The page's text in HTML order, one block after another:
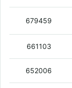
679459
661103
652006